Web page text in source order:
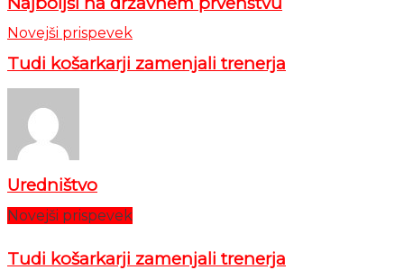
Novejši prispevek
Tudi košarkarji zamenjali trenerja
Uredništvo
Novejši prispevek
Tudi košarkarji zamenjali trenerja